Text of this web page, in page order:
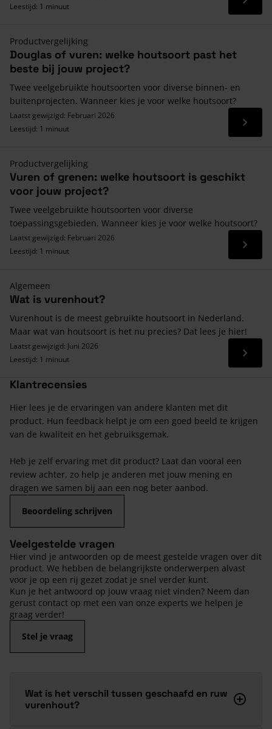
Leestijd: 1 minuut
Lees
Productvergelijking
Douglas of vuren: welke houtsoort past het
beste bij jouw project?
Twee veelgebruikte houtsoorten voor diverse binnen- en
buitenprojecten. Wanneer kies je voor welke houtsoort?
Laatst gewijzigd: Februari 2026
Leestijd: 1 minuut
Lees
Productvergelijking
Vuren of grenen: welke houtsoort is geschikt
voor jouw project?
Twee veelgebruikte houtsoorten voor diverse
toepassingsgebieden. Wanneer kies je voor welke houtsoort?
Laatst gewijzigd: Februari 2026
Leestijd: 1 minuut
Lees
Algemeen
Wat is vurenhout?
Vurenhout is de meest gebruikte houtsoort in Nederland.
Maar wat van houtsoort is het nu precies? Dat lees je hier!
Laatst gewijzigd: Juni 2026
Leestijd: 1 minuut
Lees
Klantrecensies
Hier lees je de ervaringen van andere klanten met dit
product. Hun feedback helpt je om een goed beeld te krijgen
van de kwaliteit en het gebruiksgemak.
Heb je zelf ervaring met dit product? Laat dan vooral een
review achter, zo help je anderen met jouw mening en
dragen we samen bij aan een nog beter aanbod.
Beoordeling schrijven
Veelgestelde vragen
Hier vind je antwoorden op de meest gestelde vragen over dit
product. We hebben de belangrijkste onderwerpen alvast
voor je op een rij gezet zodat je snel verder kunt.
Kun je het antwoord op jouw vraag niet vinden? Neem dan
gerust contact op met een van onze experts we helpen je
graag verder!
Stel je vraag
Wat is het verschil tussen geschaafd en ruw
vurenhout?